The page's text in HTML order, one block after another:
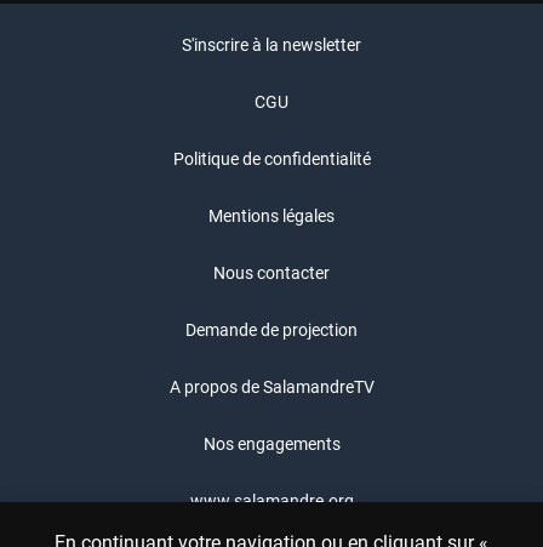
S'inscrire à la newsletter
CGU
Politique de confidentialité
Mentions légales
Nous contacter
Demande de projection
A propos de SalamandreTV
Nos engagements
www.salamandre.org